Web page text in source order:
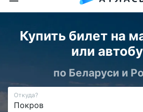
Купить билет на
или
по Беларуси и
Откуда?